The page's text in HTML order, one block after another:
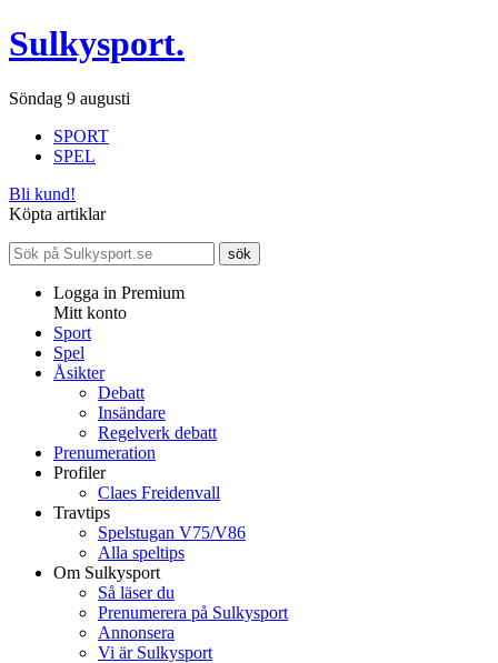
Sulkysport.
Söndag 9 augusti
SPORT
SPEL
Bli kund!
Köpta artiklar
Logga in Premium
Mitt konto
Sport
Spel
Åsikter
Debatt
Insändare
Regelverk debatt
Prenumeration
Profiler
Claes Freidenvall
Travtips
Spelstugan V75/V86
Alla speltips
Om Sulkysport
Så läser du
Prenumerera på Sulkysport
Annonsera
Vi är Sulkysport